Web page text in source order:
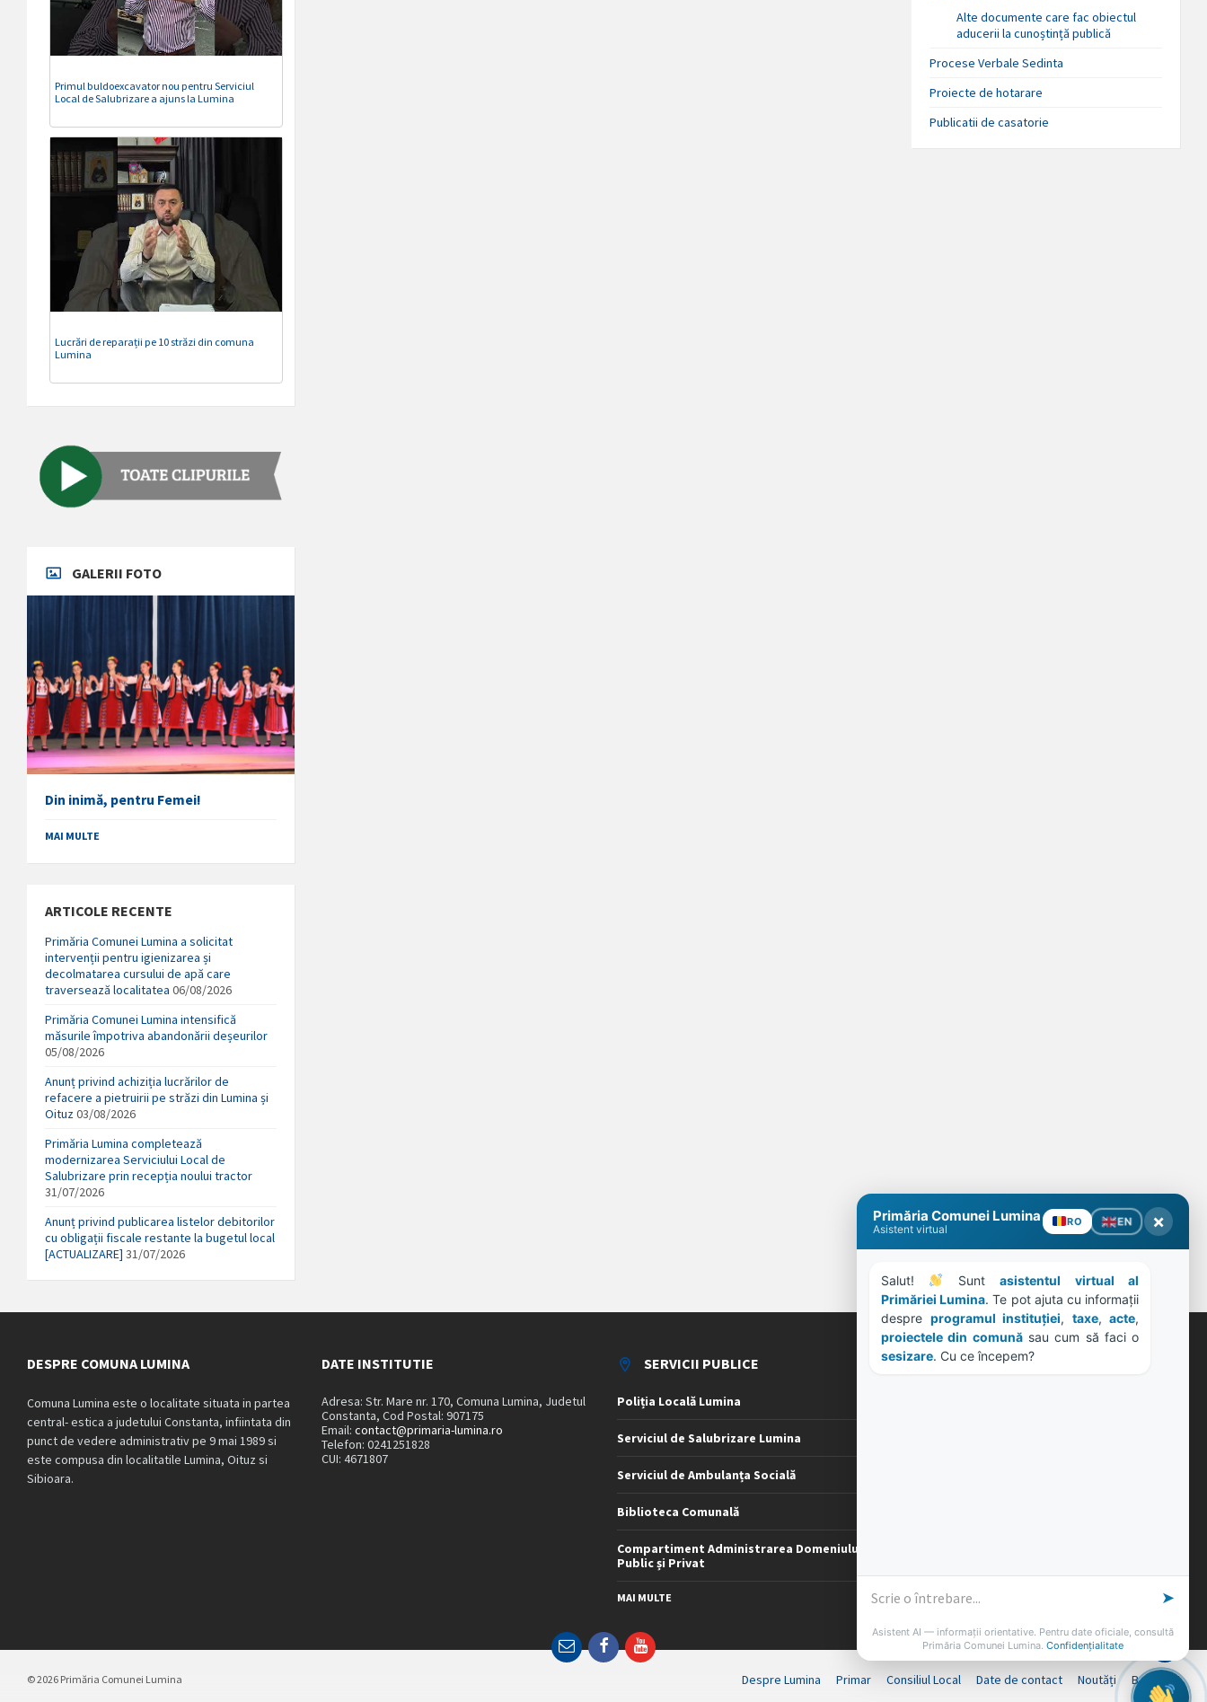
Primul buldoexcavator nou pentru Serviciul
Local de Salubrizare a ajuns la Lumina
Lucrări de reparații pe 10 străzi din comuna
Lumina
GALERII FOTO
Din inimă, pentru Femei!
MAI MULTE
ARTICOLE RECENTE
Primăria Comunei Lumina a solicitat
intervenții pentru igienizarea și
decolmatarea cursului de apă care
traversează localitatea 06/08/2026
Primăria Comunei Lumina intensifică
măsurile împotriva abandonării deșeurilor
05/08/2026
Anunț privind achiziția lucrărilor de
refacere a pietruirii pe străzi din Lumina și
Oituz03/08/2026
Primăria Lumina completează
modernizarea Serviciului Local de
Salubrizare prin recepția noului tractor
31/07/2026
Anunț privind publicarea listelor debitorilor
cu obligații fiscale restante la bugetul local
[ACTUALIZARE] 31/07/2026
Alte documente care fac obiectul
aducerii la cunoștință publică
Procese Verbale Sedinta
Proiecte de hotarare
Publicatii de casatorie
DESPRE COMUNA LUMINA
Comuna Lumina este o localitate situata in partea
central- estica a judetului Constanta, infiintata din
punct de vedere administrativ pe 9 mai 1989 si
este compusa din localitatile Lumina, Oituz si
Sibioara.
DATE INSTITUTIE
Adresa: Str. Mare nr. 170, Comuna Lumina, Judetul
Constanta, Cod Postal: 907175
Email:contact@primaria-lumina.ro
Telefon: 0241251828
CUI: 4671807
SERVICII PUBLICE
Poliția Locală Lumina
Serviciul de Salubrizare Lumina
Serviciul de Ambulanța Socială
Biblioteca Comunală
Compartiment Administrarea Domeniului
Public și Privat
MAI MULTE
ORE DE LUCRU
EmailFacebookYouTube
Despre Lumina Primar Consiliul Local Date de contact Noutăți B-AWARE
© 2026 Primăria Comunei Lumina
Primăria Comunei Lumina
Asistent virtual
RO EN ×
Salut! Sunt asistentul virtual al
Primăriei Lumina. Te pot ajuta cu informații
despre programul instituției, taxe, acte
proiectele din comună
sau cum să faci o
sesizare. Cu ce începem?
➤
Asistent AI — informații orientative. Pentru date oficiale, consultă
Primăria Comunei Lumina. Confidențialitate